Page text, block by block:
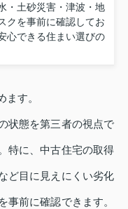
・土砂災害・津波・地
クを事前に確認してお
心できる住まい選びの
す。
状態を第三者の視点で
特に、中古住宅の取得
ど目に見えにくい劣化
事前に確認できます。